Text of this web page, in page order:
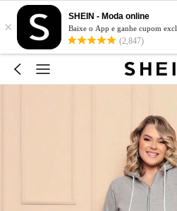
×
SHEIN - Moda online
Baixe o App e ganhe cupom
(2,847)